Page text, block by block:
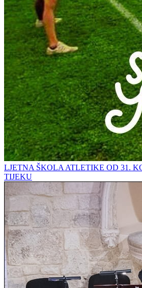
LJETNA ŠKOLA ATLETIKE OD 31.
TIJEKU